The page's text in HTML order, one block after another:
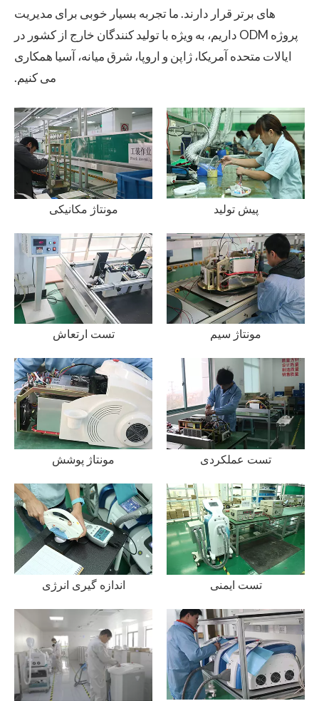
های برتر قرار دارند.ما تجربه بسیار خوبی برای مدیریت
پروژه ODM داریم، به ویژه با تولید کنندگان خارج از کشور در
ایالات متحده آمریکا، ژاپن و اروپا، شرق میانه، آسیا همکاری
می کنیم.
پیش تولید مونتاژ مکانیکی
مونتاژ سیم تست ارتعاش
تست عملکردی مونتاژ پوشش
تست ایمنی اندازه گیری انرژی